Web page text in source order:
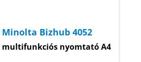
Minolta Bizhub 4052
multifunkciós nyomtató A4